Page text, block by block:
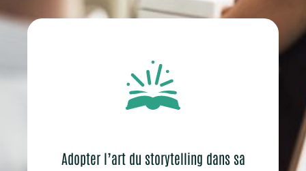
Adopter l’art du storytelling dans sa